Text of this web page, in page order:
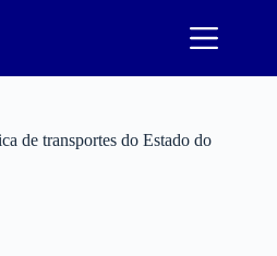
de transportes do Estado do